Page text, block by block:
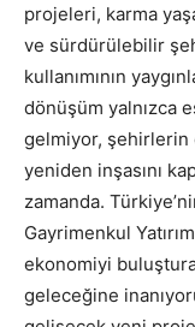
projeleri, karma
ve sürdürülebilir
kullanımının
dönüşüm yalnızca
gelmiyor, şehirlerin
yeniden inşasını
zamanda.
Gayrimenkul
ekonomiyi
geleceğine